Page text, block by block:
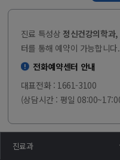
진료 특성상 정신건강의학과
터를 통해 예약이 가능합니다.
전화예약센터 안내
대표전화 : 1661-3100
(상담시간 : 평일
진료과